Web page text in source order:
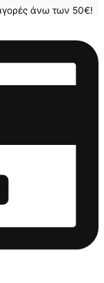
άνω των 50€!